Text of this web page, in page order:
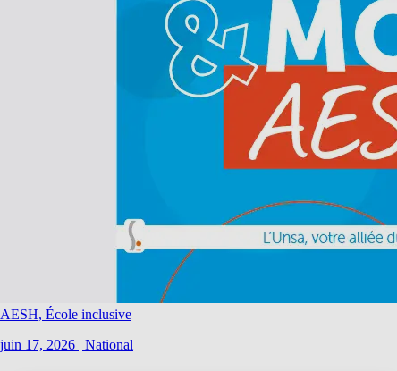
AESH, École inclusive
juin 17, 2026 | National